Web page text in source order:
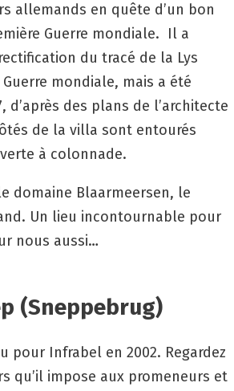
allemands en quête d’un bon
Guerre mondiale. Il a
du tracé de la Lys
mondiale, mais a été
d’après des plans de l’architecte
de la villa sont entourés
à colonnade.
domaine Blaarmeersen, le
Un lieu incontournable pour
nous aussi…
(Sneppebrug)
pour Infrabel en 2002. Regardez
qu’il impose aux promeneurs et